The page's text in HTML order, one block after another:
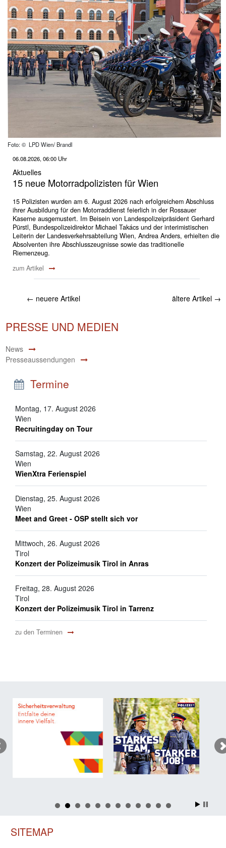
Foto: © LPD Wien/ Brandl
06.08.2026, 06:00 Uhr
Aktuelles
15 neue Motorradpolizisten für Wien
15 Polizisten wurden am 6. August 2026 nach erfolgreichem Abschluss
ihrer Ausbildung für den Motorraddienst feierlich in der Rossauer
Kaserne ausgemustert. Im Beisein von Landespolizeipräsident Gerhard
Pürstl, Bundespolizeidirektor Michael Takács und der interimistischen
Leiterin der Landesverkehrsabteilung Wien, Andrea Anders, erhielten die
Absolventen ihre Abschlusszeugnisse sowie das traditionelle
Riemenzeug.
zum Artikel
← neuere Artikel ältere Artikel →
PRESSE UND MEDIEN
News
Presseaussendungen
Termine
Montag, 17. August 2026
Wien
Recruitingday on Tour
Samstag, 22. August 2026
Wien
WienXtra Ferienspiel
Dienstag, 25. August 2026
Wien
Meet and Greet - OSP stellt sich vor
Mittwoch, 26. August 2026
Tirol
Konzert der Polizeimusik Tirol in Anras
Freitag, 28. August 2026
Tirol
Konzert der Polizeimusik Tirol in Tarrenz
zu den Terminen
SITEMAP